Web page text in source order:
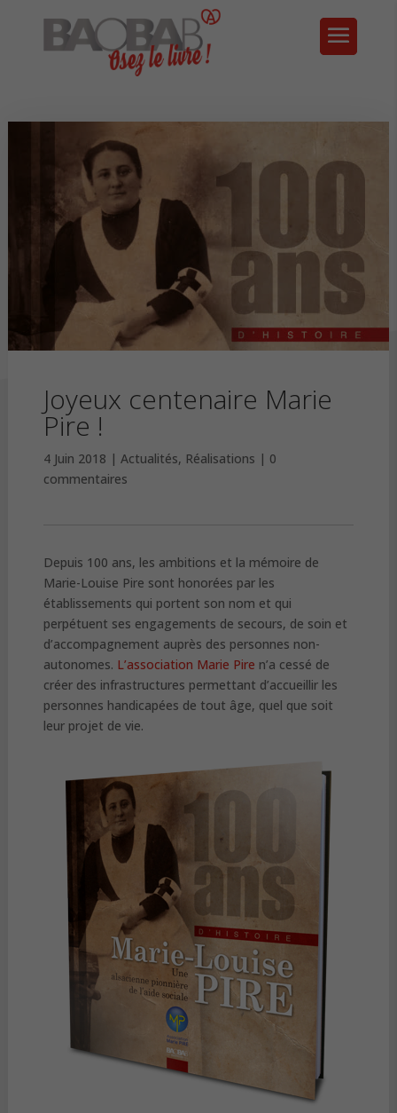
Joyeux centenaire Marie
Pire !
4 Juin 2018 Actualités, Réalisations
0
commentaires
Depuis 100 ans, les ambitions et la mémoire de
Marie-Louise Pire sont honorées par les
établissements qui portent son nom et qui
perpétuent ses engagements de secours, de soin et
d’accompagnement auprès des personnes non-
autonomes. L’association Marie Pire n’a cessé de
créer des infrastructures permettant d’accueillir les
personnes handicapées de tout âge, quel que soit
leur projet de vie.